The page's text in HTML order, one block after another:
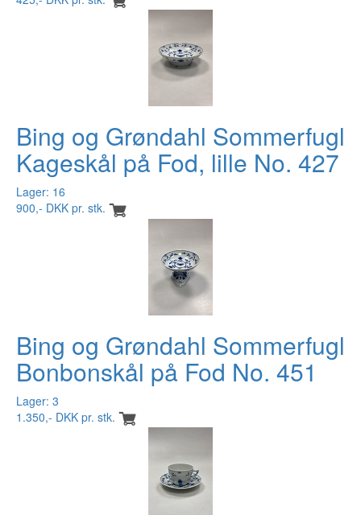
Bing og Grøndahl Sommerfugl
Kageskål på Fod, lille No. 427
Lager: 16
900,- DKK pr. stk.
Bing og Grøndahl Sommerfugl
Bonbonskål på Fod No. 451
Lager: 3
1.350,- DKK pr. stk.